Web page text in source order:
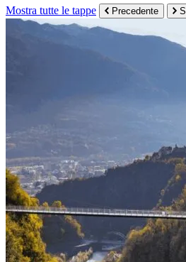
Altri risultati
Mostra tutte le tappe Precedente